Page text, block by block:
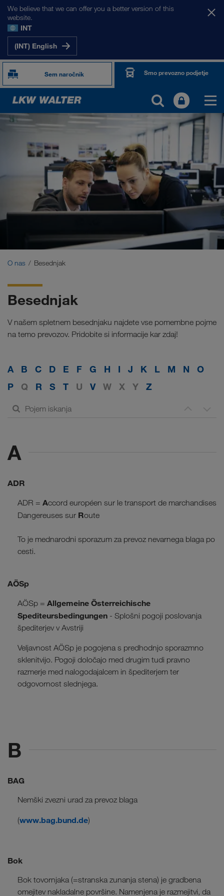
We believe that we can offer you a better version of this
website.
INT
(INT) English
Sem naročnik Smo prevozno podjetje
Informacije o podjetju
SHEQ-management
Družbena odgovornost
Compliance
WALTER GROUP
O nas Besednjak
Besednjak
V našem spletnem besednjaku najdete vse pomembne pojme
na temo prevozov. Pridobite si informacije kar zdaj!
A B C D E F G H I J K L M N
O
P
Q R S T U V W X Y Z
A
ADR
ADR = Accord européen sur le transport de marchandises
Dangereuses sur Route
To je mednarodni sporazum za prevoz nevarnega blaga po
cesti.
AÖSp
AÖSp = Allgemeine Österreichische
Spediteursbedingungen - Splošni pogoji poslovanja
špediterjev v Avstriji
Veljavnost AÖSp je pogojena s predhodnjo sporazmno
sklenitvijo. Pogoji določajo med drugim tudi pravno
razmerje med nalogodajalcem in špediterjem ter
odgovornost slednjega.
B
BAG
Nemški zvezni urad za prevoz blaga
(www.bag.bund.de)
Bok
Bok tovornjaka (=stranska zunanja stena) je gradbena
omejitev nakladalne površine. Namenjena je razmejitvi, da